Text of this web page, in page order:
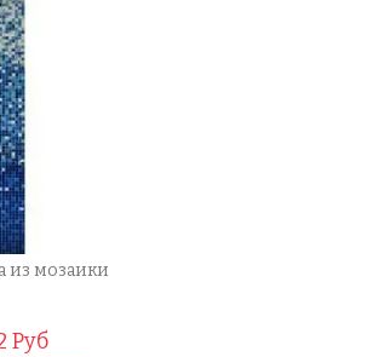
из мозаики
Руб